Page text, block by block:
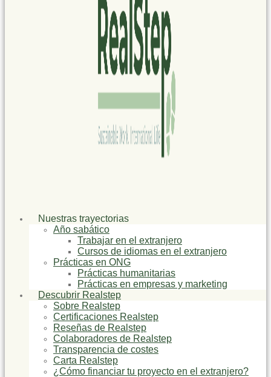
Nuestras trayectorias
Año sabático
Trabajar en el extranjero
Cursos de idiomas en el extranjero
Prácticas en ONG
Prácticas humanitarias
Prácticas en empresas y marketing
Descubrir Realstep
Sobre Realstep
Certificaciones Realstep
Reseñas de Realstep
Colaboradores de Realstep
Transparencia de costes
Carta Realstep
¿Cómo financiar tu proyecto en el extranjero?